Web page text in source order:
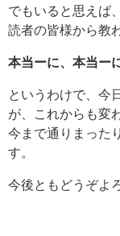
でもいると思えば
読者の皆様から教
本当ーに、本当ー
というわけで、今
が、これからも変
今まで通りまった
す。
今後ともどうぞよ